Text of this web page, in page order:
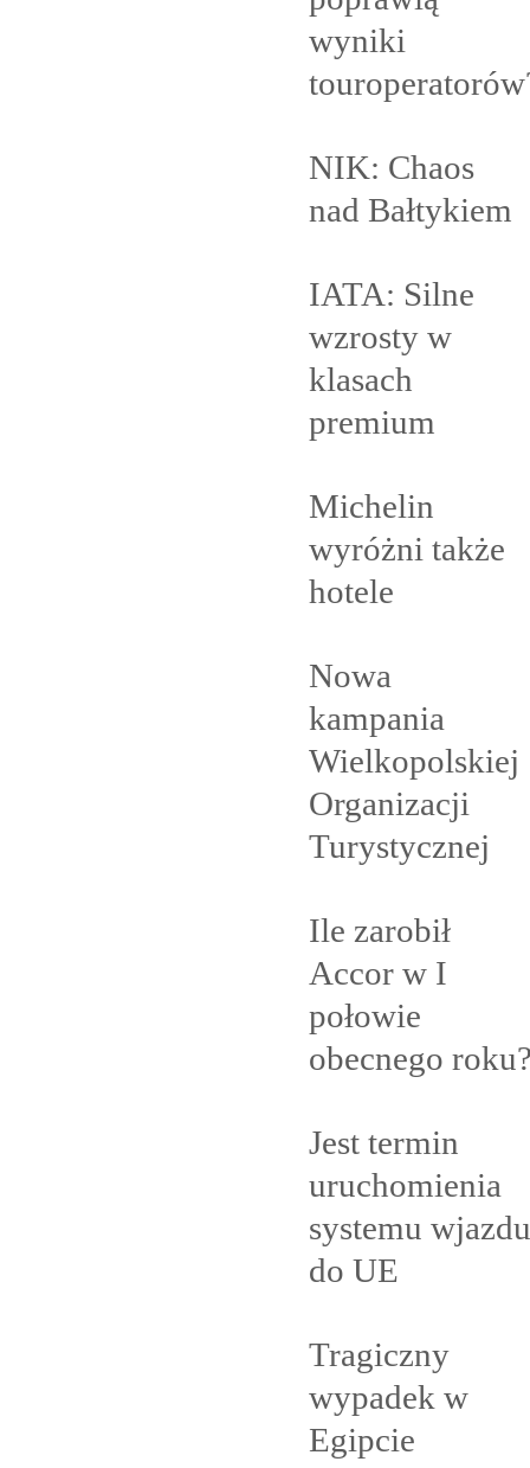
wyniki
NIK: Chaos
nad Bałtykiem
IATA: Silne
wzrosty w
klasach
premium
Michelin
wyróżni także
hotele
Nowa
kampania
Wielkopolskiej
Organizacji
Turystycznej
Ile zarobił
Accor w I
połowie
obecnego
Jest termin
uruchomienia
systemu wjazdu
do UE
Tragiczny
wypadek w
Egipcie